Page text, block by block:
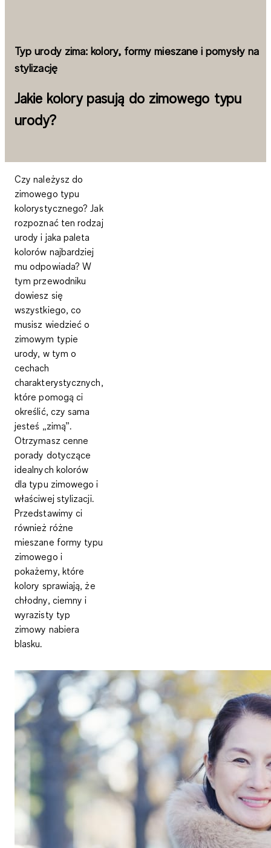
Typ urody zima: kolory, formy mieszane i pomysły na
stylizację
Jakie kolory pasują do zimowego typu
urody?
Czy należysz do
zimowego typu
kolorystycznego? Jak
rozpoznać ten rodzaj
urody i jaka paleta
kolorów najbardziej
mu odpowiada? W
tym przewodniku
dowiesz się
wszystkiego, co
musisz wiedzieć o
zimowym typie
urody, w tym o
cechach
charakterystycznych,
które pomogą ci
określić, czy sama
jesteś „zimą”.
Otrzymasz cenne
porady dotyczące
idealnych kolorów
dla typu zimowego i
właściwej stylizacji.
Przedstawimy ci
również różne
mieszane formy typu
zimowego i
pokażemy, które
kolory sprawiają, że
chłodny, ciemny i
wyrazisty typ
zimowy nabiera
blasku.